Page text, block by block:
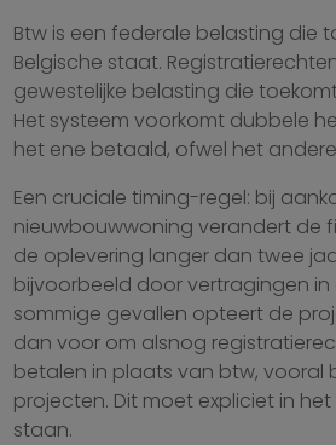
Btw is een federale belasting die
Belgische staat.
gewestelijke belasting die
Het systeem voorkomt dubbele
het ene betaald, ofwel het
Een cruciale timing-regel: bij
nieuwbouwwoning verandert de
de oplevering langer dan twee
bijvoorbeeld door vertragingen in
sommige gevallen opteert de
dan voor om alsnog
betalen in plaats van btw, vooral
projecten. Dit moet expliciet in
staan.